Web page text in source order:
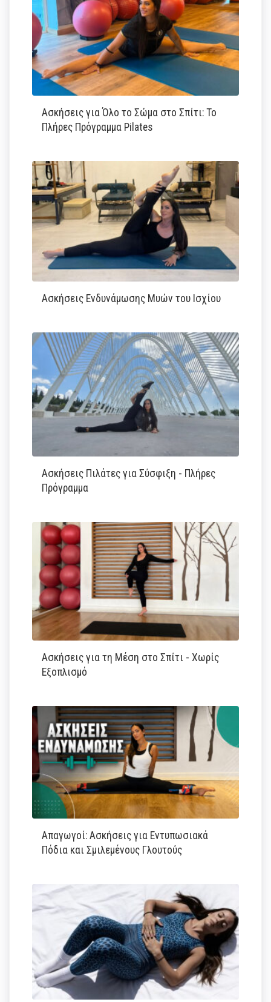
Ασκήσεις για Όλο το Σώμα στο Σπίτι: Το
Πλήρες Πρόγραμμα Pilates
Ασκήσεις Ενδυνάμωσης Μυών του Ισχίου
Ασκήσεις Πιλάτες για Σύσφιξη - Πλήρες
Πρόγραμμα
Ασκήσεις για τη Μέση στο Σπίτι - Χωρίς
Εξοπλισμό
Απαγωγοί: Ασκήσεις για Εντυπωσιακά
Πόδια και Σμιλεμένους Γλουτούς